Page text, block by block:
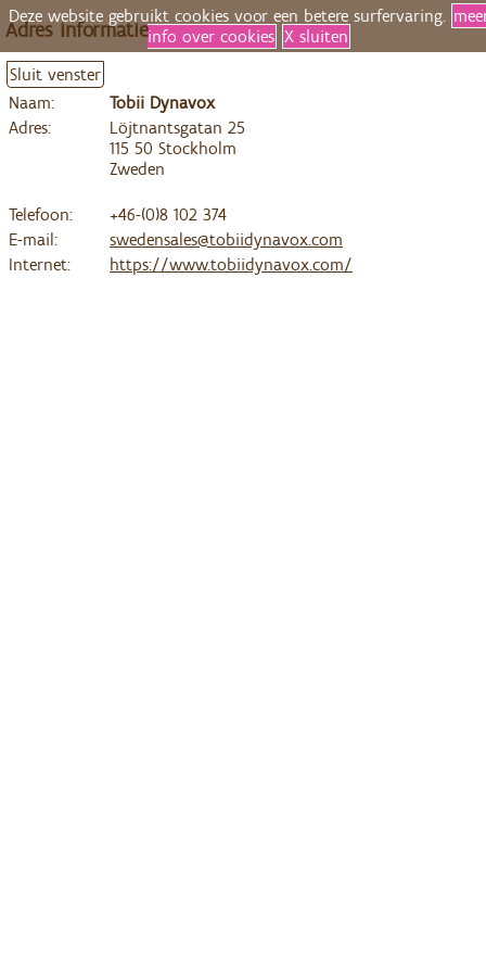
Adres informatie
Sluit venster
Naam:
Tobii Dynavox
Adres:
Löjtnantsgatan 25
115 50 Stockholm
Zweden
Telefoon:
+46-(0)8 102 374
E-mail:
swedensales@tobiidynavox.com
Internet:
https://www.tobiidynavox.com/
Deze website gebruikt cookies voor een betere surfervaring.
info over cookies X sluiten